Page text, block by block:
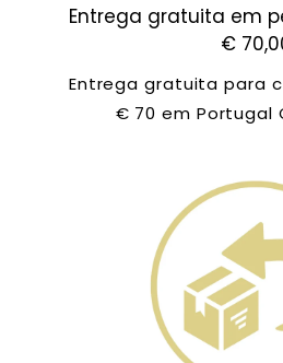
Entrega gratuita em
€
Entrega gratuita para
€ 70 em Portugal